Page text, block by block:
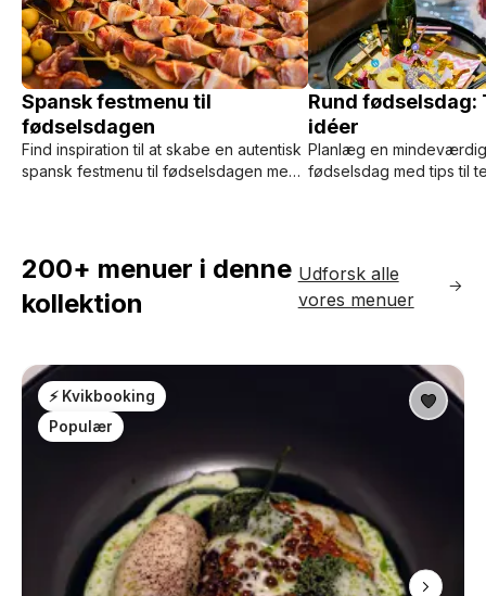
Spansk festmenu til
fødselsdagen
Find inspiration til at skabe en autentisk
spansk festmenu til fødselsdagen med
Rund fødselsdag:
idéer
Planlæg en
fødselsdag med tips til
200+ menuer i denne
kollektion
Udforsk alle
vores menuer
⚡ Kvikbooking
Populær